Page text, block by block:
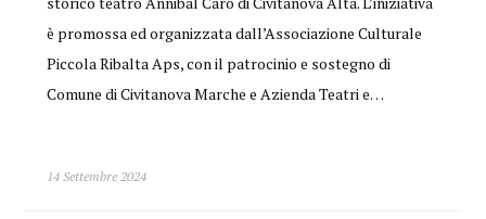
è promossa ed organizzata dall’Associazione Culturale
Piccola Ribalta Aps, con il patrocinio e sostegno di
Comune di Civitanova Marche e Azienda Teatri e…
14 Settembre 2024